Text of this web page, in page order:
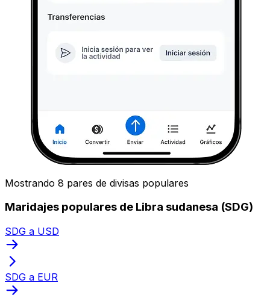
Mostrando 8 pares de divisas populares
Maridajes populares de Libra sudanesa (SDG)
SDG a USD
SDG a EUR